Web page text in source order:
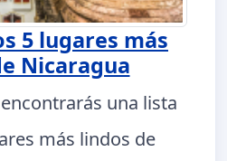
5 lugares más
Nicaragua
una lista
más lindos de